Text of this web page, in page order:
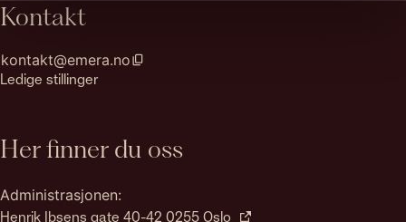
Kontakt
kontakt@emera.no
Ledige stillinger
Her finner du oss
Administrasjonen:
Henrik Ibsens gate 40-42 0255 Oslo